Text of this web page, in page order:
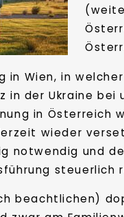
in Wien, in
in der Ukraine
in Österreich
wieder
notwendig und
steuerlich
beachtlichen)